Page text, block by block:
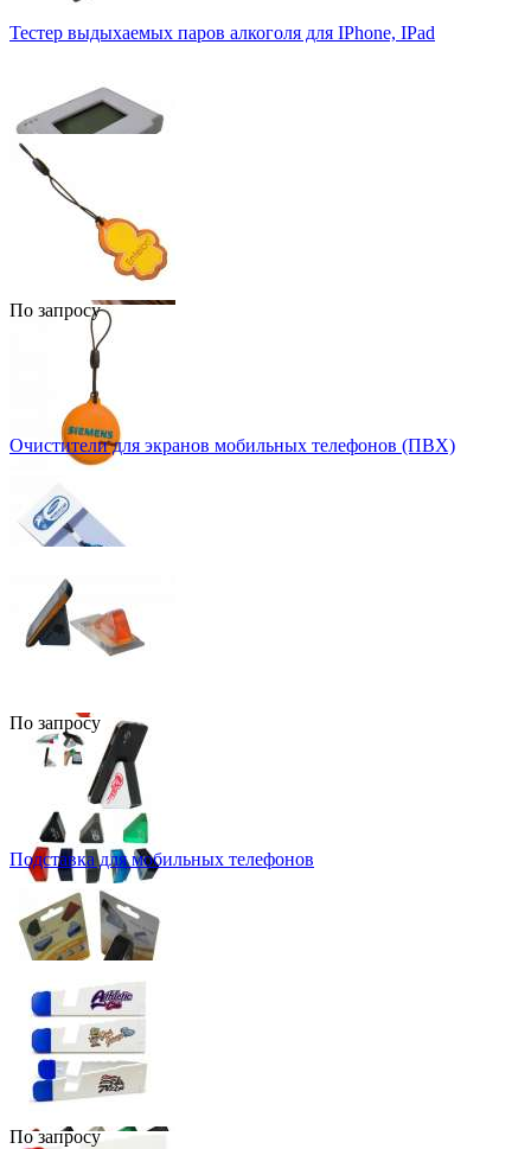
Тестер выдыхаемых паров алкоголя для IPhone, IPad
По запросу
Очистители для экранов мобильных телефонов (ПВХ)
По запросу
Подставка для мобильных телефонов
По запросу